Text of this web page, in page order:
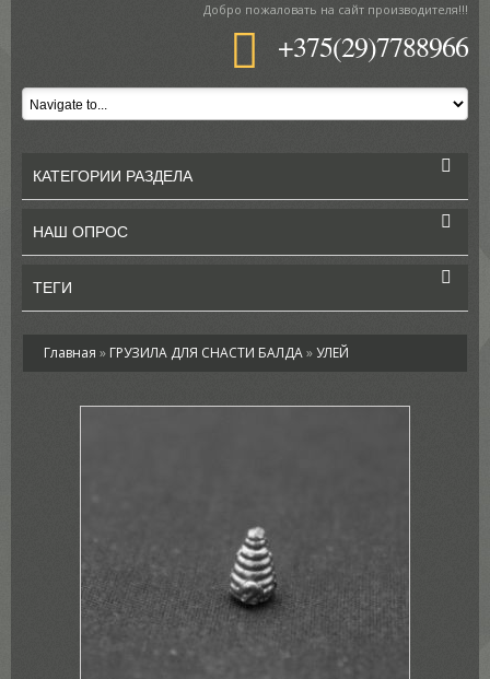
Добро пожаловать на сайт производителя!!!
+375(29)7788966
КАТЕГОРИИ РАЗДЕЛА
НАШ ОПРОС
ТЕГИ
Главная » ГРУЗИЛА ДЛЯ СНАСТИ БАЛДА »УЛЕЙ